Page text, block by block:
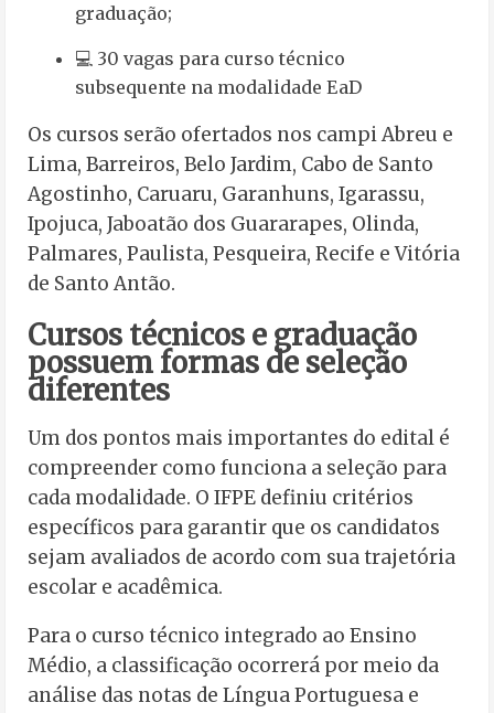
graduação;
💻 30 vagas para curso técnico
subsequente na modalidade EaD
Os cursos serão ofertados nos campi Abreu e
Lima, Barreiros, Belo Jardim, Cabo de Santo
Agostinho, Caruaru, Garanhuns, Igarassu,
Ipojuca, Jaboatão dos Guararapes, Olinda,
Palmares, Paulista, Pesqueira, Recife e Vitória
de Santo Antão.
Cursos técnicos e graduação
possuem formas de seleção
diferentes
Um dos pontos mais importantes do edital é
compreender como funciona a seleção para
cada modalidade. O IFPE definiu critérios
específicos para garantir que os candidatos
sejam avaliados de acordo com sua trajetória
escolar e acadêmica.
Para o curso técnico integrado ao Ensino
Médio, a classificação ocorrerá por meio da
análise das notas de Língua Portuguesa e